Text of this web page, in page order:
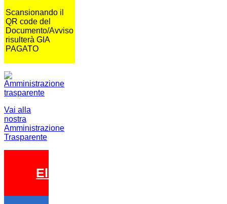
Scansionando il
QR code del
Documento/Avviso
risulterà GIA
PAGATO
Vai alla
nostra
Amministrazione
Trasparente
Elezioni 2026